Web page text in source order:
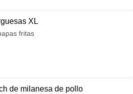
XL
fritas
de milanesa de pollo